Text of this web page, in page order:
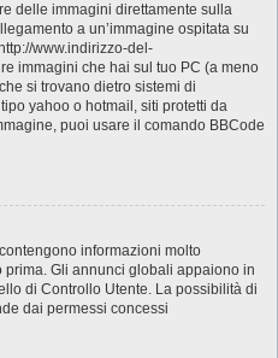
delle immagini direttamente sulla
a un’immagine ospitata su
www.indirizzo-del-
immagini che hai sul tuo PC (a meno
si trovano dietro sistemi di
yahoo o hotmail, siti protetti da
puoi usare il comando BBCode
informazioni molto
Gli annunci globali appaiono in
di Controllo Utente. La possibilità di
dai permessi concessi